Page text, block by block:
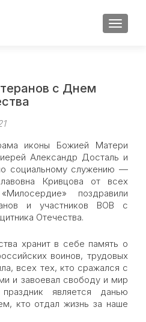
с Днем
иконы Божией Матери
Александр Досталь и
социальному служению —
Кривцова от всех
поздравили
и участников ВОВ с
Отечества.
хранит в себе память о
воинов, трудовых
всех тех, кто сражался с
и завоевал свободу и мир
является данью
кто отдал жизнь за наше